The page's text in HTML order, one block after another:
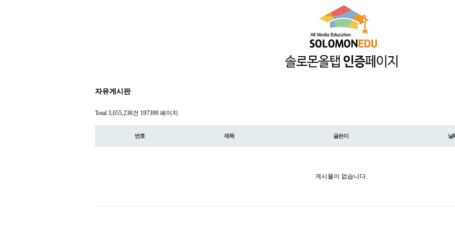
자유게시판
Total 3,055,238건 197399 페이지
번호 제목 글쓴이 날
게시물이 없습니다.